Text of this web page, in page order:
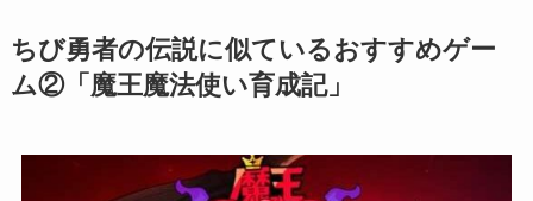
ちび勇者の伝説に似ているおすすめゲー
ム②「魔王魔法使い育成記」